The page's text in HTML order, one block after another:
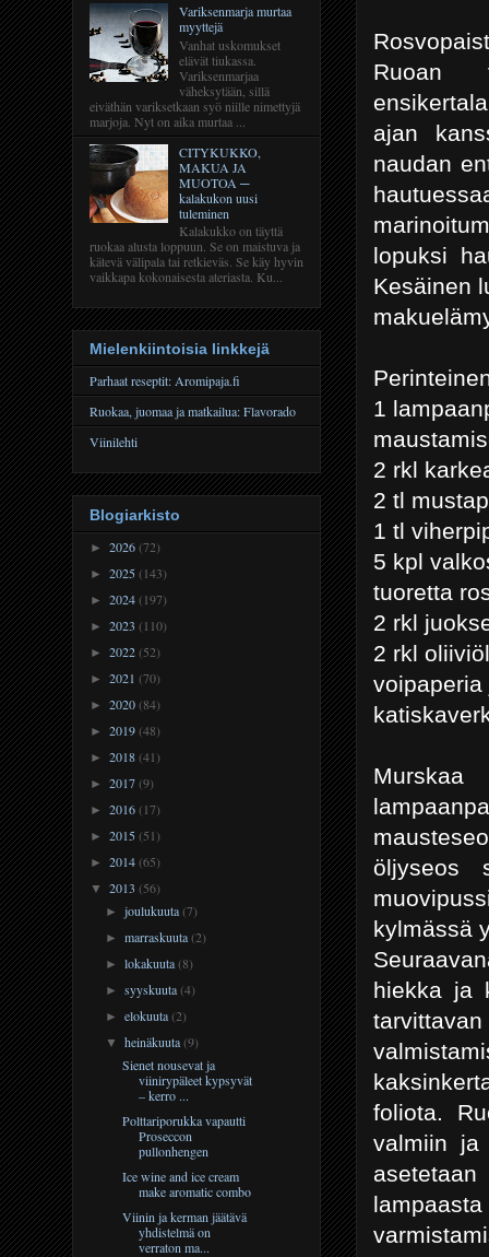
Ruoan
ajan
naudan
lopuksi
Kesäinen
1
2 rkl
2 tl
1 tl
5 kpl
tuoretta
2 rkl
2 rkl
voipaperia
öljyseos
kylmässä
hiekka ja
foliota.
valmiin ja
Variksenmarja murtaa
myyttejä
Vanhat uskomukset
elävät tiukassa.
Variksenmarjaa
väheksytään, sillä
eiväthän variksetkaan syö niille nimettyjä
marjoja. Nyt on aika murtaa ...
CITYKUKKO,
MAKUA JA
MUOTOA ─
kalakukon uusi
tuleminen
Kalakukko on täyttä
ruokaa alusta loppuun. Se on maistuva ja
kätevä välipala tai retkieväs. Se käy hyvin
vaikkapa kokonaisesta ateriasta. Ku...
Mielenkiintoisia linkkejä
Parhaat reseptit: Aromipaja.fi
Ruokaa, juomaa ja matkailua: Flavorado
Viinilehti
Blogiarkisto
► 2026(72)
► 2025(143)
► 2024(197)
► 2023 (110)
► 2022(52)
► 2021 (70)
► 2020(84)
► 2019(48)
► 2018(41)
► 2017(9)
► 2016(17)
► 2015(51)
► 2014(65)
▼ 2013 (56)
►joulukuuta(7)
►marraskuuta(2)
►lokakuuta(8)
►syyskuuta(4)
►elokuuta(2)
▼heinäkuuta(9)
Sienet nousevat ja
viinirypäleet kypsyvät
– kerro ...
Polttariporukka vapautti
Proseccon
pullonhengen
Ice wine and ice cream
make aromatic combo
Viinin ja kerman jäätävä
yhdistelmä on
verraton ma...